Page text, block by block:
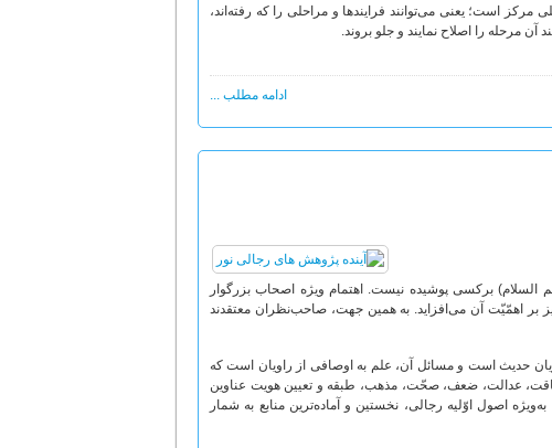
است؛ یعنی می‌توانند فرایندها و مراحلی را که رفته‌اند،
مرحله را اصلاح نمایند و جلو بروند.
ادامه مطلب ...
برکسی پوشیده نیست. اهتمام ویژه اصحاب بزرگوار
ائمه(علیهم ‏السلام) و توجّه خاصّ عالمان و فقیهان برجسته شیعه به این دانش‌ها نیز بر اهمّیّت آن می‌افزاید. به همین جهت، صاحب‌‎نظران معتقدند
حدیث است و مسائل آن، علم به اوصافی از راویان است که
عدالت، ضعف، صحّت، مذهب، طبقه و تعیین هویت عناوین
اصول اوّلیه رجالی، نخستین و آماده‌ترین منابع به شمار